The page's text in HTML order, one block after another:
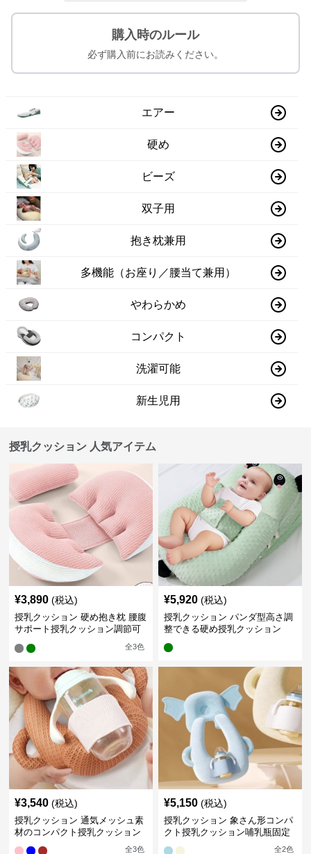
購入時のルール
必ず購入前にお読みください。
エアー
硬め
ビーズ
双子用
抱き枕兼用
多機能（お座り／腰当て兼用）
やわらかめ
コンパクト
洗濯可能
新生児用
授乳クッション 人気アイテム
¥3,890 (税込)
授乳クッション 硬め抱き枕 腰腹
サポート授乳クッション調節可
全3色
¥5,920 (税込)
授乳クッション パンダ型高さ調
整できる硬め授乳クッション
¥3,540 (税込)
授乳クッション 通気メッシュ素
材のコンパクト授乳クッション
全3色
¥5,150 (税込)
授乳クッション 象さん形コンパ
クト授乳クッション哺乳瓶固定
全2色